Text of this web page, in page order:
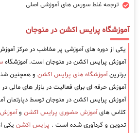
ترجمه غلط سورس های آموزشی اصلی
آموزشگاه پرایس اکشن در منوجان
یکی از دوره های آموزشی پر مخاطب در مرکز
آموزش پرایس اکشن در منوجان است. آموزشگاه
برترینآموزشگاه های پرایس اکشن و همچنین
آموزش حرفه ای برای فعالیت در بازار های مالی
آموزش پرایس اکشن در منوجان توسط دپارتمان
کلاس هایآموزش حضوری پرایس اکشن و
تدوین و گردآوری شده است . پرایس اکشن یکی